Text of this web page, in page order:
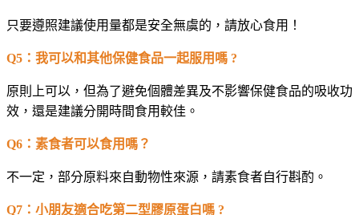
只要遵照建議使用量都是安全無虞的，請放心食用！
Q5 ：我可以和其他保健食品一起服用嗎 ?
原則上可以，但為了避免個體差異及不影響保健食品的吸收功
效，還是建議分開時間食用較佳。
Q6 ：素食者可以食用嗎？
不一定，部分原料來自動物性來源，請素食者自行斟酌。
Q7 ：小朋友適合吃第二型膠原蛋白嗎 ?